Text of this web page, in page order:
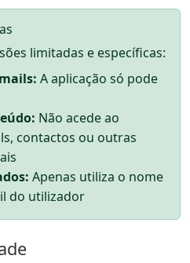
limitadas e específicas:
A aplicação só pode
Não acede ao
contactos ou outras
Apenas utiliza o nome
do utilizador